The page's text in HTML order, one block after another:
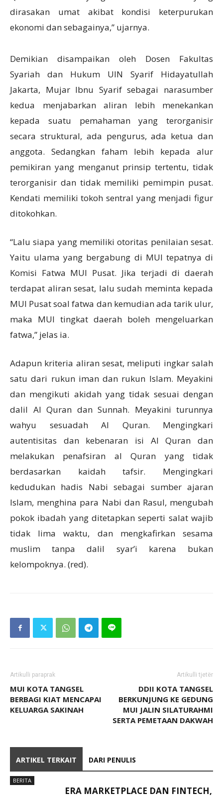
dirasakan umat akibat kondisi keterpurukan
ekonomi dan sebagainya,” ujarnya.
Demikian disampaikan oleh Dosen Fakultas
Syariah dan Hukum UIN Syarif Hidayatullah
Jakarta, Mujar Ibnu Syarif sebagai narasumber
kedua menjabarkan aliran lebih menekankan
kepada suatu pemahaman yang terorganisir
secara struktural, ada pengurus, ada ketua dan
anggota. Sedangkan faham lebih kepada alur
pemikiran yang menganut prinsip tertentu, tidak
terorganisir dan tidak memiliki pemimpin pusat.
Kendati memiliki tokoh sentral yang menjadi figur
ditokohkan.
“Lalu siapa yang memiliki otoritas penilaian sesat.
Yaitu ulama yang bergabung di MUI tepatnya di
Komisi Fatwa MUI Pusat. Jika terjadi di daerah
terdapat aliran sesat, lalu sudah meminta kepada
MUI Pusat soal fatwa dan kemudian ada tarik ulur,
maka MUI tingkat daerah boleh mengeluarkan
fatwa,” jelas ia.
Adapun kriteria aliran sesat, meliputi ingkar salah
satu dari rukun iman dan rukun Islam. Meyakini
dan mengikuti akidah yang tidak sesuai dengan
dalil Al Quran dan Sunnah. Meyakini turunnya
wahyu sesuadah Al Quran. Mengingkari
autentisitas dan kebenaran isi Al Quran dan
melakukan penafsiran al Quran yang tidak
berdasarkan kaidah tafsir. Mengingkari
kedudukan hadis Nabi sebagai sumber ajaran
Islam, menghina para Nabi dan Rasul, mengubah
pokok ibadah yang ditetapkan seperti salat wajib
tidak lima waktu, dan mengkafirkan sesama
muslim tanpa dalil syar’i karena bukan
kelompoknya. (red).
Artikulli paraprak
MUI KOTA TANGSEL
BERBAGI KIAT MENCAPAI
KELUARGA SAKINAH
Artikulli tjetër
DDII KOTA TANGSEL
BERKUNJUNG KE GEDUNG
MUI JALIN SILATURAHMI
SERTA PEMETAAN DAKWAH
ARTIKEL TERKAIT DARI PENULIS
BERITA
ERA MARKETPLACE DAN FINTECH,